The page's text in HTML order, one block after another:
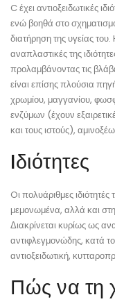
C έχει αντιοξειδωτικές
ενώ βοηθά στο
διατήρηση της υγείας του.
αναπλαστικές της
προλαμβάνοντας τις
είναι επίσης πλούσια
χρωμίου, μαγγανίου,
ενζύμων (έχουν
και τους ιστούς),
Iδιότητες
Oι πολυάριθμες
μεμονωμένα, αλλά και
Διακρίνεται κυρίως ως
αντιφλεγμονώδης, κατά
αντιοξειδωτική,
Πώς να τη